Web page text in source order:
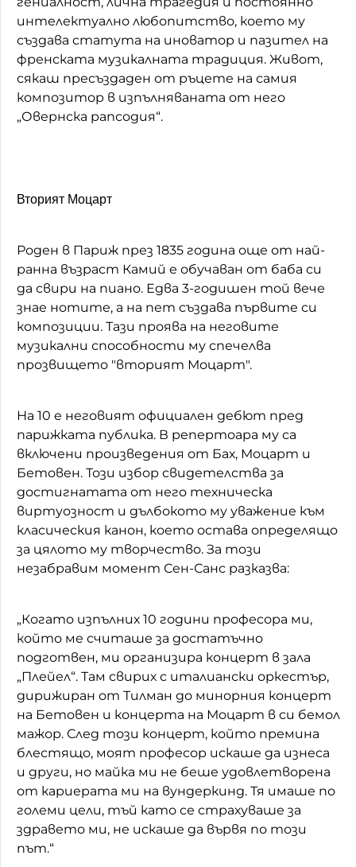
интелектуално любопитство, което му
създава статута на иноватор и пазител на
френската музикалната традиция. Живот,
сякаш пресъздаден от ръцете на самия
композитор в изпълняваната от него
„Овернска рапсодия“.
Вторият Моцарт
Роден в Париж през 1835 година още от най-
ранна възраст Камий е обучаван от баба си
да свири на пиано. Едва 3-годишен той вече
знае нотите, а на пет създава първите си
композиции. Тази проява на неговите
музикални способности му спечелва
прозвището "вторият Моцарт".
На 10 е неговият официален дебют пред
парижката публика. В репертоара му са
включени произведения от Бах, Моцарт и
Бетовен. Този избор свидетелства за
достигнатата от него техническа
виртуозност и дълбокото му уважение към
класическия канон, което остава определящо
за цялото му творчество. За този
незабравим момент Сен-Санс разказва:
„Когато изпълних 10 години професора ми,
който ме считаше за достатъчно
подготвен, ми организира концерт в зала
„Плейел“. Там свирих с италиански оркестър,
дирижиран от Тилман до минорния концерт
на Бетовен и концерта на Моцарт в си бемол
мажор. След този концерт, който премина
блестящо, моят професор искаше да изнеса
и други, но майка ми не беше удовлетворена
от кариерата ми на вундеркинд. Тя имаше по
големи цели, тъй като се страхуваше за
здравето ми, не искаше да вървя по този
път.“